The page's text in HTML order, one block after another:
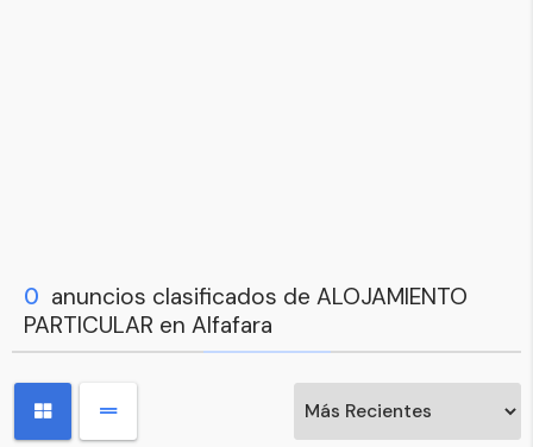
0 anuncios clasificados de ALOJAMIENTO
PARTICULAR en Alfafara